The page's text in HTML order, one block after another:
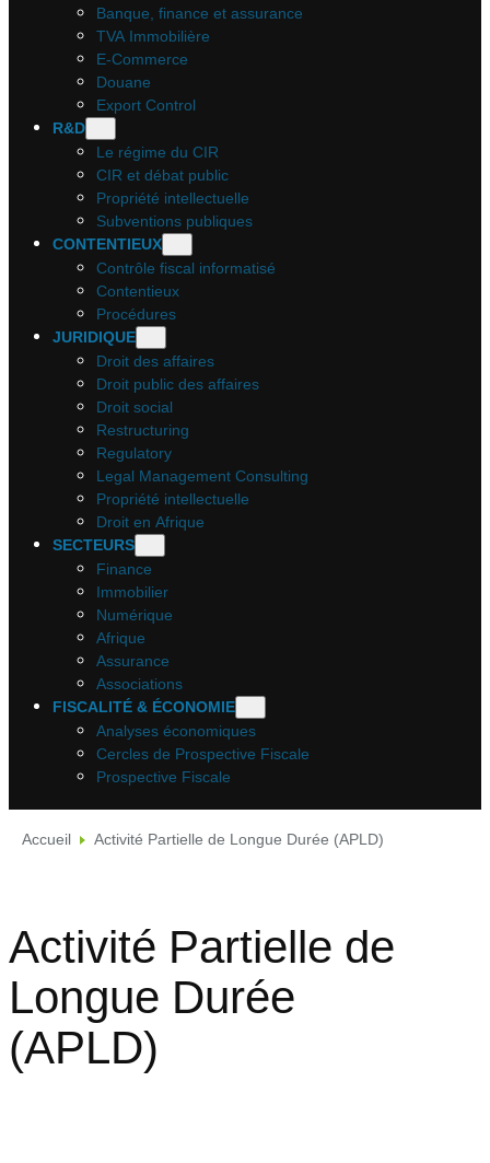
Banque, finance et assurance
TVA Immobilière
E-Commerce
Douane
Export Control
R&D
Le régime du CIR
CIR et débat public
Propriété intellectuelle
Subventions publiques
CONTENTIEUX
Contrôle fiscal informatisé
Contentieux
Procédures
JURIDIQUE
Droit des affaires
Droit public des affaires
Droit social
Restructuring
Regulatory
Legal Management Consulting
Propriété intellectuelle
Droit en Afrique
SECTEURS
Finance
Immobilier
Numérique
Afrique
Assurance
Associations
FISCALITÉ & ÉCONOMIE
Analyses économiques
Cercles de Prospective Fiscale
Prospective Fiscale
Accueil Activité Partielle de Longue Durée (APLD)
Activité Partielle de
Longue Durée
(APLD)